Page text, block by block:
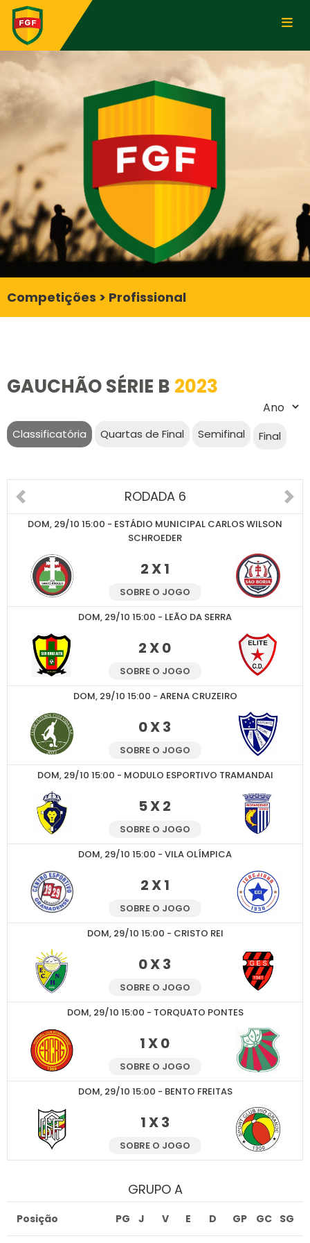
Competições > Profissional
GAUCHÃO SÉRIE B 2023
Classificatória Quartas de Final Semifinal Final
RODADA 6
DOM, 29/10 15:00 - ESTÁDIO MUNICIPAL CARLOS WILSON
SCHROEDER
2 X 1
SOBRE O JOGO
DOM, 29/10 15:00 - LEÃO DA SERRA
2 X 0
SOBRE O JOGO
DOM, 29/10 15:00 - ARENA CRUZEIRO
0 X 3
SOBRE O JOGO
DOM, 29/10 15:00 - MODULO ESPORTIVO TRAMANDAI
5 X 2
SOBRE O JOGO
DOM, 29/10 15:00 - VILA OLÍMPICA
2 X 1
SOBRE O JOGO
DOM, 29/10 15:00 - CRISTO REI
0 X 3
SOBRE O JOGO
DOM, 29/10 15:00 - TORQUATO PONTES
1 X 0
SOBRE O JOGO
DOM, 29/10 15:00 - BENTO FREITAS
1 X 3
SOBRE O JOGO
GRUPO A
Posição PG J V E D GP GC SG